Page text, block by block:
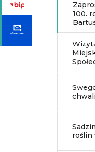
100.
roślin